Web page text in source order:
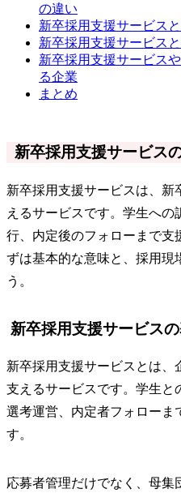
の違い
新卒採用支援サービス
新卒採用支援サービス
新卒採用支援サービス
る企業
まとめ
新卒採用支援サービス
新卒採用支援サービスは、新
えるサービスです。学生へ
行、内定後のフォローまで支
ずは基本的な意味と、採用現
う。
新卒採用支援サービス
新卒採用支援サービスとは、
支えるサービスです。学生と
選考運営、内定者フォローま
す。
応募者管理だけでなく、母集